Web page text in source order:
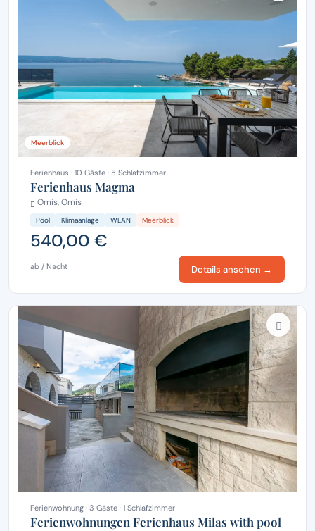
Meerblick
Ferienhaus · 10 Gäste · 5 Schlafzimmer
Ferienhaus Magma
Omis, Omis
Pool Klimaanlage WLAN Meerblick
540,00 €
ab / Nacht Details ansehen →
Ferienwohnung · 3 Gäste · 1 Schlafzimmer
Ferienwohnungen Ferienhaus Milas with pool